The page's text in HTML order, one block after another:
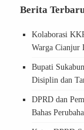
Berita
Kolaborasi
Warga Cianjur
Bupati
Disiplin dan
DPRD dan
Bahas